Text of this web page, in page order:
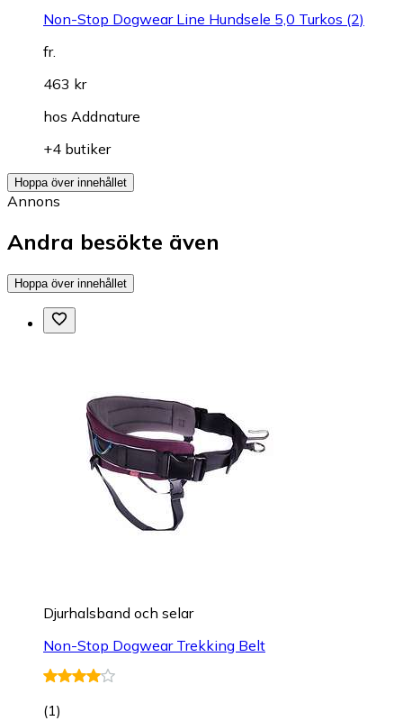
Non-Stop Dogwear Line Hundsele 5,0 Turkos (2)
fr.
463 kr
hos Addnature
+4 butiker
Hoppa över innehållet
Annons
Andra besökte även
Hoppa över innehållet
Djurhalsband och selar
Non-Stop Dogwear Trekking Belt
(1)